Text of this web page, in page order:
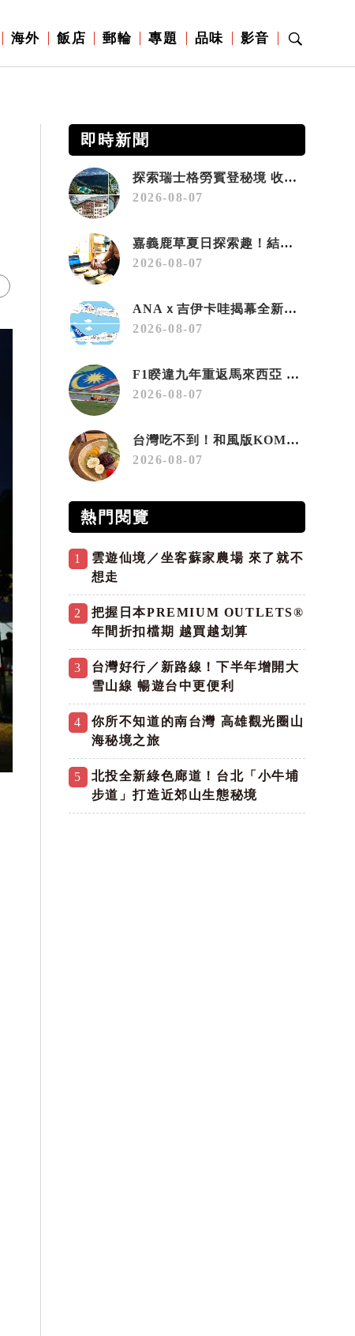
海外 飯店 郵輪 專題 品味 影音
即時新聞
探索瑞士格勞賓登秘境 收藏六種阿爾卑斯夏日療癒之旅
2026-08-07
嘉義鹿草夏日探索趣！結合科學、農場與自然的親子小旅行
2026-08-07
ANAｘ吉伊卡哇揭幕全新彩繪機「Chiikawa JET」
2026-08-07
F1睽違九年重返馬來西亞 三大國際賽事打造10月運動旅遊熱潮 賽車、自行車、路跑同週登場
2026-08-07
台灣吃不到！和風版KOMEDA咖啡讓你吃遍名古屋在地美食
2026-08-07
熱門閱覽
1
雲遊仙境／坐客蘇家農場 來了就不
想走
2
把握日本PREMIUM OUTLETS®
年間折扣檔期 越買越划算
3
台灣好行／新路線！下半年增開大
雪山線 暢遊台中更便利
4
你所不知道的南台灣 高雄觀光圈山
海秘境之旅
5
北投全新綠色廊道！台北「小牛埔
步道」打造近郊山生態秘境